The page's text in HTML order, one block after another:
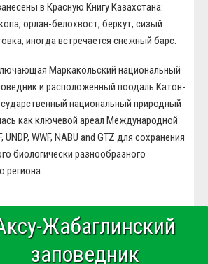
в Красную Книгу Казахстана:
орлан-белохвост, беркут, сизый
иногда встречается снежный барс.
Маркакольский национальный
и расположенный поодаль Катон-
национальный природный
как ключевой ареал Международной
WWF, NABU and GTZ для сохранения
биологически разнообразного
региона.
Жабаглинский
заповедник